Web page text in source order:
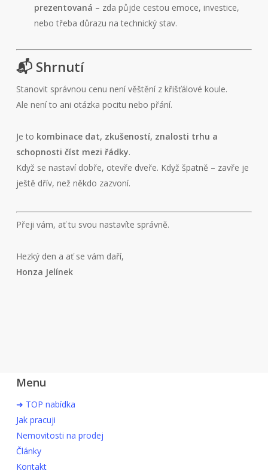
prezentovaná – zda půjde cestou emoce, investice,
nebo třeba důrazu na technický stav.
📬 Shrnutí
Stanovit správnou cenu není věštění z křišťálové koule.
Ale není to ani otázka pocitu nebo přání.
Je to kombinace dat, zkušeností, znalosti trhu a
schopnosti číst mezi řádky.
Když se nastaví dobře, otevře dveře. Když špatně – zavře je
ještě dřív, než někdo zazvoní.
Přeji vám, ať tu svou nastavíte správně.
Hezký den a ať se vám daří,
Honza Jelínek
Menu
➜ TOP nabídka
Jak pracuji
Nemovitosti na prodej
Články
Kontakt